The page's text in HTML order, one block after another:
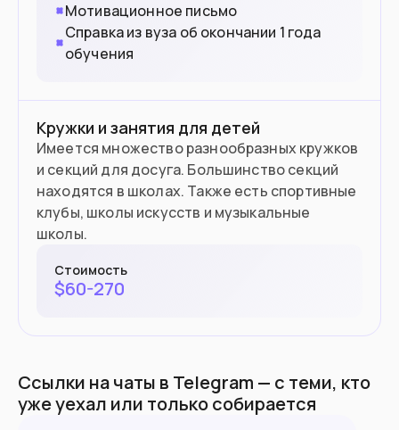
Мотивационное письмо
Справка из вуза об окончании 1 года
обучения
Кружки и занятия для детей
Имеется множество разнообразных кружков
и секций для досуга. Большинство секций
находятся в школах. Также есть спортивные
клубы, школы искусств и музыкальные
школы.
Стоимость
$60-270
Ссылки на чаты в Telegram — с теми, кто
уже уехал или только собирается